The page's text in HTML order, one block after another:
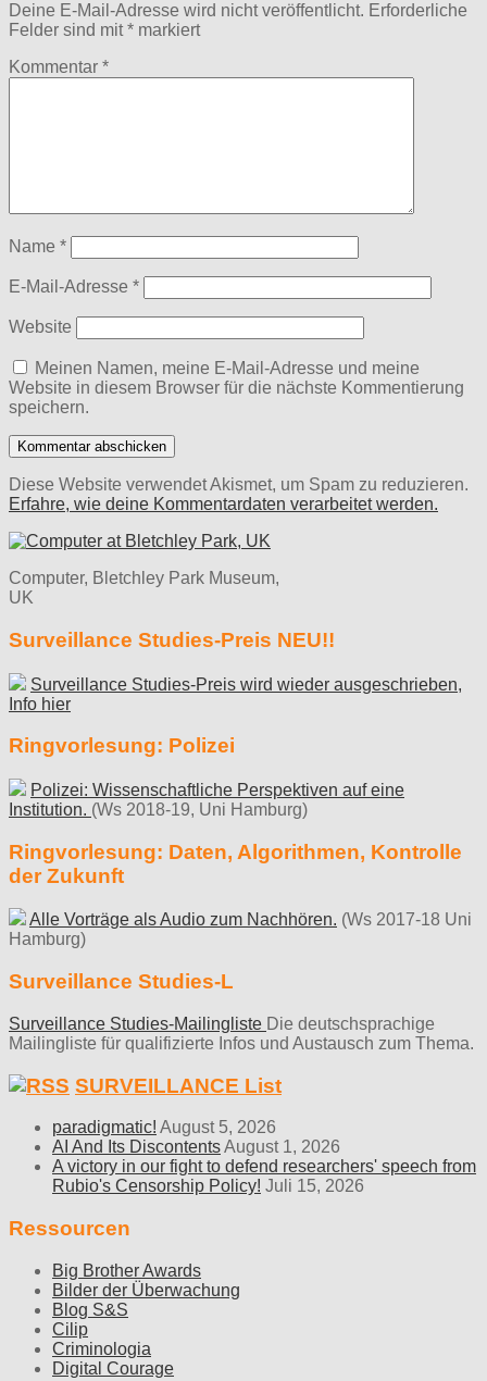
Deine E-Mail-Adresse wird nicht veröffentlicht. Erforderliche
Felder sind mit* markiert
Kommentar *
Name *
E-Mail-Adresse *
Website
Meinen Namen, meine E-Mail-Adresse und meine
Website in diesem Browser für die nächste Kommentierung
speichern.
Diese Website verwendet Akismet, um Spam zu reduzieren.
Erfahre, wie deine Kommentardaten verarbeitet werden.
Computer, Bletchley Park Museum,
UK
Surveillance Studies-Preis NEU!!
Surveillance Studies-Preis wird wieder ausgeschrieben,
Info hier
Ringvorlesung: Polizei
Polizei: Wissenschaftliche Perspektiven auf eine
Institution. (Ws 2018-19, Uni Hamburg)
Ringvorlesung: Daten, Algorithmen, Kontrolle
der Zukunft
Alle Vorträge als Audio zum Nachhören. (Ws 2017-18 Uni
Hamburg)
Surveillance Studies-L
Surveillance Studies-Mailingliste Die deutschsprachige
Mailingliste für qualifizierte Infos und Austausch zum Thema.
SURVEILLANCE List
paradigmatic! August 5, 2026
AI And Its DiscontentsAugust 1, 2026
A victory in our fight to defend researchers' speech from
Rubio's Censorship Policy! Juli 15, 2026
Ressourcen
Big Brother Awards
Bilder der Überwachung
Blog S&S
Cilip
Criminologia
Digital Courage